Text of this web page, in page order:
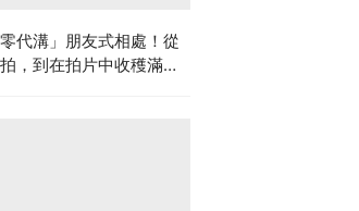
代溝」朋友式相處！從
，到在拍片中收穫滿足